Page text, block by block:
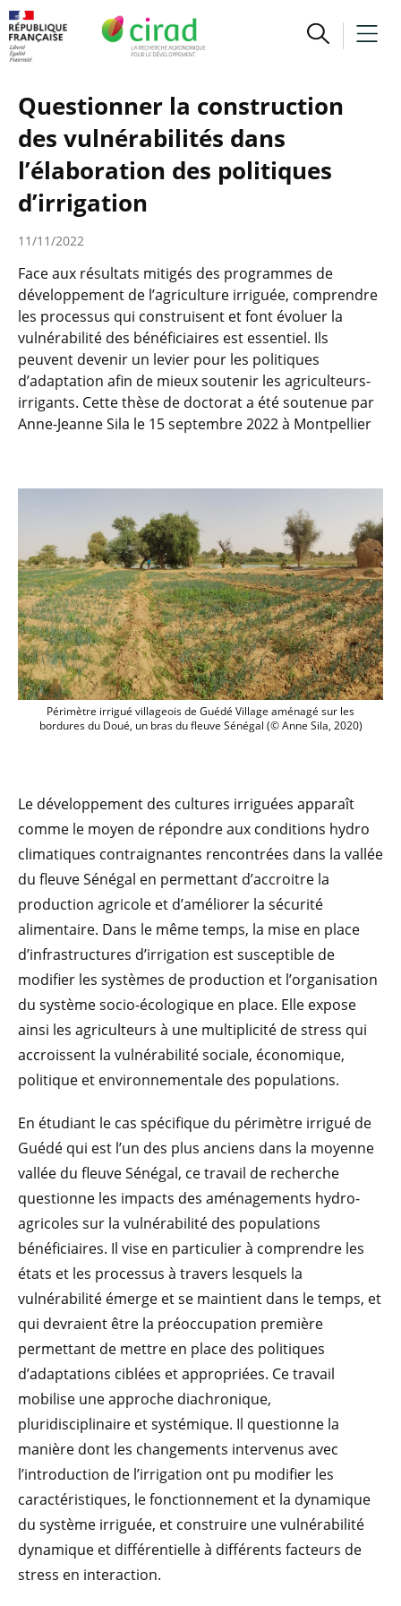
Questionner la construction
des vulnérabilités dans
l’élaboration des politiques
d’irrigation
11/11/2022
Face aux résultats mitigés des programmes de
développement de l’agriculture irriguée, comprendre
les processus qui construisent et font évoluer la
vulnérabilité des bénéficiaires est essentiel. Ils
peuvent devenir un levier pour les politiques
d’adaptation afin de mieux soutenir les agriculteurs-
irrigants. Cette thèse de doctorat a été soutenue par
Anne-Jeanne Sila le 15 septembre 2022 à Montpellier
Périmètre irrigué villageois de Guédé Village aménagé sur les
bordures du Doué, un bras du fleuve Sénégal (© Anne Sila, 2020)
Le développement des cultures irriguées apparaît
comme le moyen de répondre aux conditions hydro
climatiques contraignantes rencontrées dans la vallée
du fleuve Sénégal en permettant d’accroitre la
production agricole et d’améliorer la sécurité
alimentaire. Dans le même temps, la mise en place
d’infrastructures d’irrigation est susceptible de
modifier les systèmes de production et l’organisation
du système socio-écologique en place. Elle expose
ainsi les agriculteurs à une multiplicité de stress qui
accroissent la vulnérabilité sociale, économique,
politique et environnementale des populations.
En étudiant le cas spécifique du périmètre irrigué de
Guédé qui est l’un des plus anciens dans la moyenne
vallée du fleuve Sénégal, ce travail de recherche
questionne les impacts des aménagements hydro-
agricoles sur la vulnérabilité des populations
bénéficiaires. Il vise en particulier à comprendre les
états et les processus à travers lesquels la
vulnérabilité émerge et se maintient dans le temps, et
qui devraient être la préoccupation première
permettant de mettre en place des politiques
d’adaptations ciblées et appropriées. Ce travail
mobilise une approche diachronique,
pluridisciplinaire et systémique. Il questionne la
manière dont les changements intervenus avec
l’introduction de l’irrigation ont pu modifier les
caractéristiques, le fonctionnement et la dynamique
du système irriguée, et construire une vulnérabilité
dynamique et différentielle à différents facteurs de
stress en interaction.